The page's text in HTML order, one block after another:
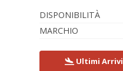
DISPONIBILITÀ
MARCHIO
Ultimi Arrivi